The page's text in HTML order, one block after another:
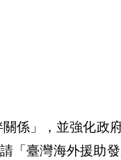
係」，並強化政
「臺灣海外援助